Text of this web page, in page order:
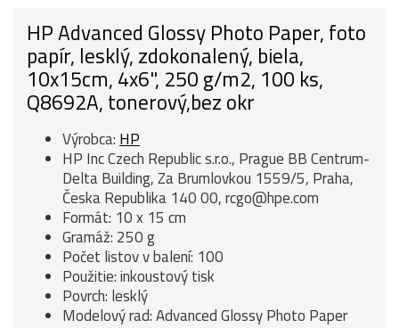
HP Advanced Glossy Photo Paper, foto
papír, lesklý, zdokonalený, biela,
10x15cm, 4x6", 250 g/m2, 100 ks,
Q8692A, tonerový,bez okr
Výrobca: HP
HP Inc Czech Republic s.r.o., Prague BB Centrum-
Delta Building, Za Brumlovkou 1559/5, Praha,
Česka Republika 140 00, rcgo@hpe.com
Formát: 10 x 15 cm
Gramáž: 250 g
Počet listov v balení: 100
Použitie: inkoustový tisk
Povrch: lesklý
Modelový rad: Advanced Glossy Photo Paper